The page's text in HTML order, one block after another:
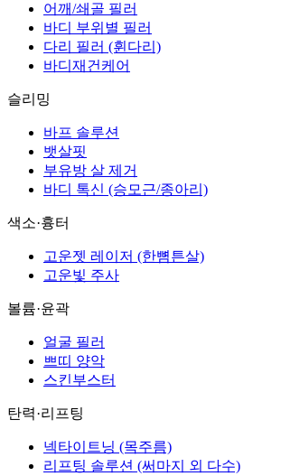
어깨/쇄골 필러
바디 부위별 필러
다리 필러 (휜다리)
바디재건케어
슬리밍
바프 솔루션
뱃살핏
부유방 살 제거
바디 톡신 (승모근/종아리)
색소·흉터
고운젯 레이저 (한뼘튼살)
고운빛 주사
볼륨·윤곽
얼굴 필러
쁘띠 양악
스킨부스터
탄력·리프팅
넥타이트닝 (목주름)
리프팅 솔루션 (써마지 외 다수)